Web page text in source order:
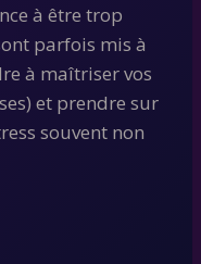
à être trop
parfois mis à
à maîtriser vos
et prendre sur
souvent non